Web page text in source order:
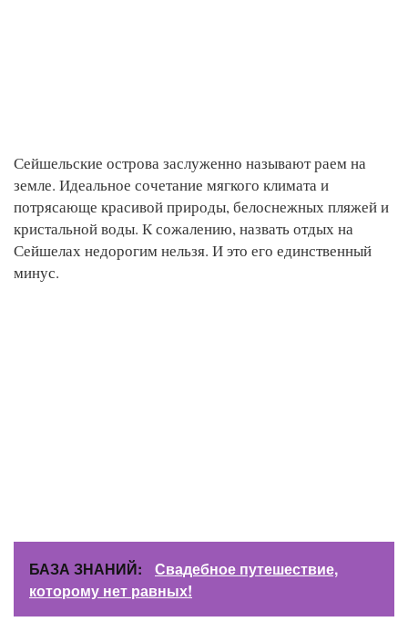
Сейшельские острова заслуженно называют раем на
земле. Идеальное сочетание мягкого климата и
потрясающе красивой природы, белоснежных пляжей и
кристальной воды. К сожалению, назвать отдых на
Сейшелах недорогим нельзя. И это его единственный
минус.
БАЗА ЗНАНИЙ:
Свадебное путешествие,
которому нет равных!